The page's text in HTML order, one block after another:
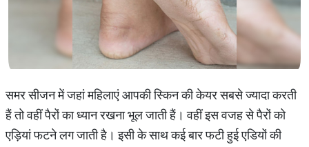
समर सीजन में जहां महिलाएं आपकी स्किन की केयर सबसे ज्यादा करती
हैं तो वहीं पैरों का ध्यान रखना भूल जाती हैं। वहीं इस वजह से पैरों को
एड़ियां फटने लग जाती है। इसी के साथ कई बार फटी हुई एडियों की